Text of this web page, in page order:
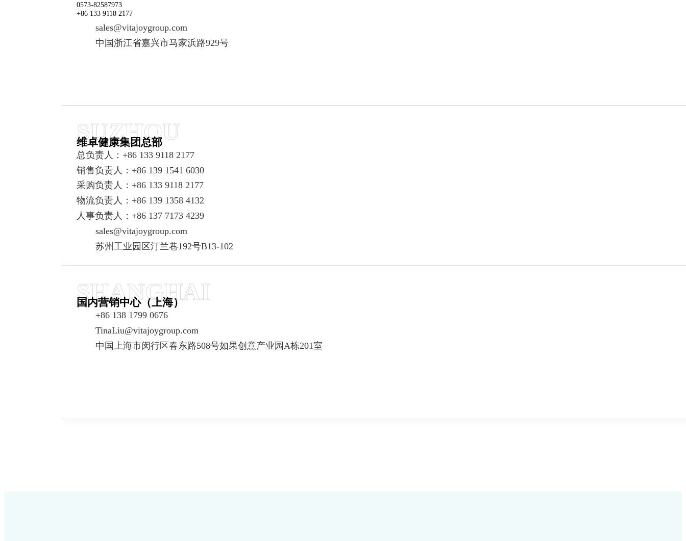
0573-82587973
+86 133 9118 2177
sales@vitajoygroup.com
中国浙江省嘉兴市马家浜路929号
维卓健康集团总部
SUZHOU
总负责人： +86 133 9118 2177
销售负责人： +86 139 1541 6030
采购负责人： +86 133 9118 2177
物流负责人： +86 139 1358 4132
人事负责人： +86 137 7173 4239
sales@vitajoygroup.com
苏州工业园区汀兰巷192号B13-102
国内营销中心（上海）
SHANGHAI
+86 138 1799 0676
TinaLiu@vitajoygroup.com
中国上海市闵行区春东路508号如果创意产业园A栋201室